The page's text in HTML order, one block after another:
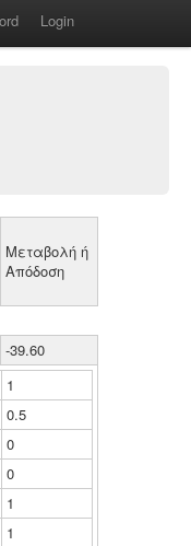
Login
Μεταβολή ή
Απόδοση
-39.60
1
0.5
0
0
1
1